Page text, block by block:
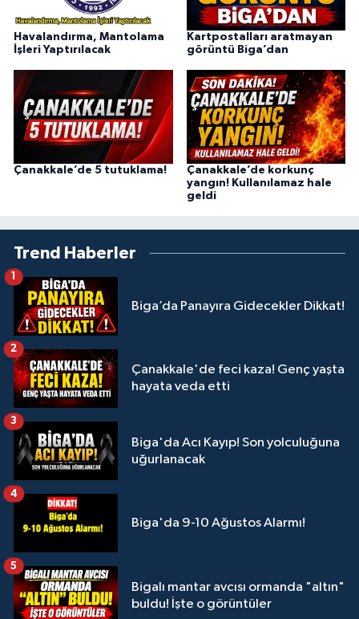
Havalandırma, Mantolama
İşleri Yaptırılacak
Kartpostalları aratmayan
görüntü Biga’dan
Çanakkale’de 5 tutuklama!
Çanakkale’de korkunç
yangın! Kullanılamaz hale
geldi
Trend Haberler
Biga’da Panayıra Gidecekler Dikkat!
1
Çanakkale'de feci kaza! Genç yaşta
hayata veda etti
2
Biga'da Acı Kayıp! Son yolculuğuna
uğurlanacak
3
Biga'da 9-10 Ağustos Alarmı!
4
Bigalı mantar avcısı ormanda "altın"
buldu! İşte o görüntüler
5